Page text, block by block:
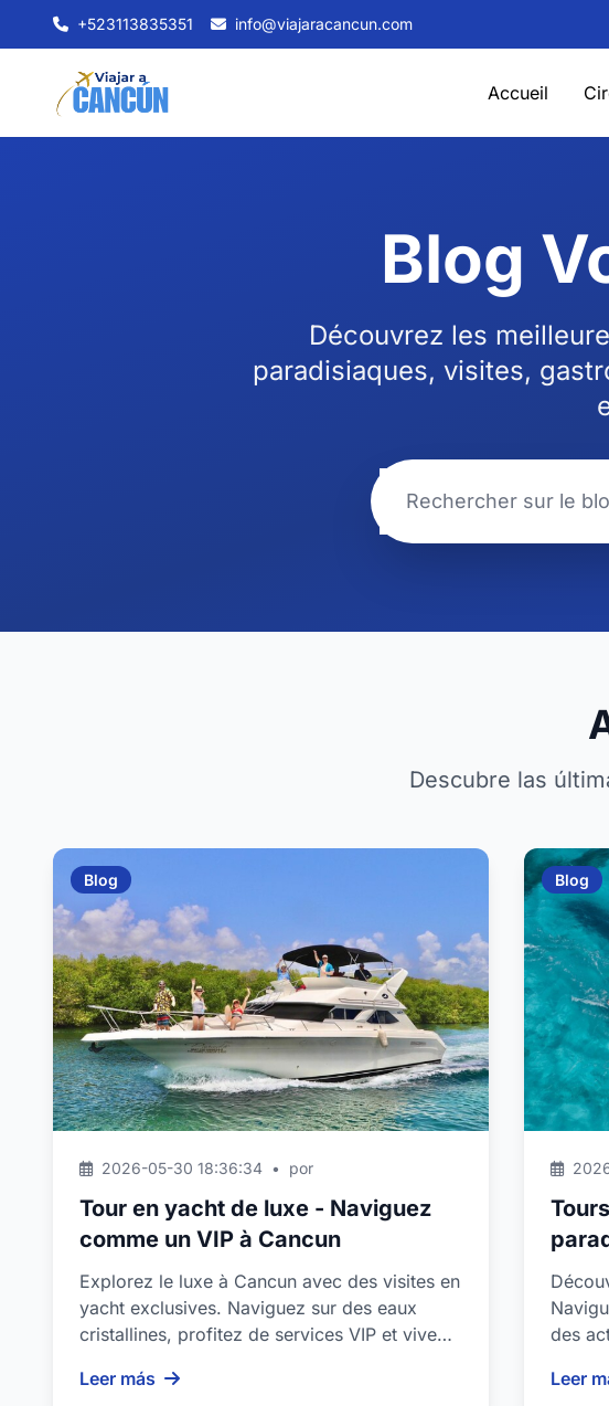
+523113835351 info@viajaracancun.com
Accueil
Blog
Découvrez les
paradisiaques, visites,
Descubre las
Blog
2026-05-30 18:36:34 • por
Tour en yacht de luxe - Naviguez
comme un VIP à Cancun
Explorez le luxe à Cancun avec des visites en
yacht exclusives. Naviguez sur des eaux
cristallines, profitez de services VIP et vivez
Leer más
Blog
des
Leer